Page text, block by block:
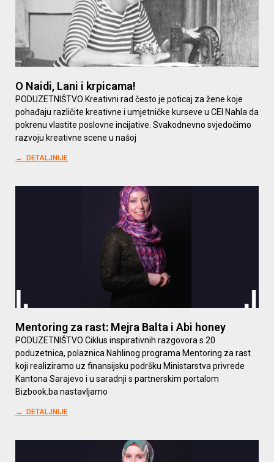
O Naidi, Lani i krpicama!
PODUZETNIŠTVO Kreativni rad često je poticaj za žene koje
pohađaju različite kreativne i umjetničke kurseve u CEI Nahla da
pokrenu vlastite poslovne incijative. Svakodnevno svjedočimo
razvoju kreativne scene u našoj
→ DETALJNIJE
Mentoring za rast: Mejra Balta i Abi honey
PODUZETNIŠTVO Ciklus inspirativnih razgovora s 20
poduzetnica, polaznica Nahlinog programa Mentoring za rast
koji realiziramo uz finansijsku podršku Ministarstva privrede
Kantona Sarajevo i u saradnji s partnerskim portalom
Bizbook.ba nastavljamo
→ DETALJNIJE